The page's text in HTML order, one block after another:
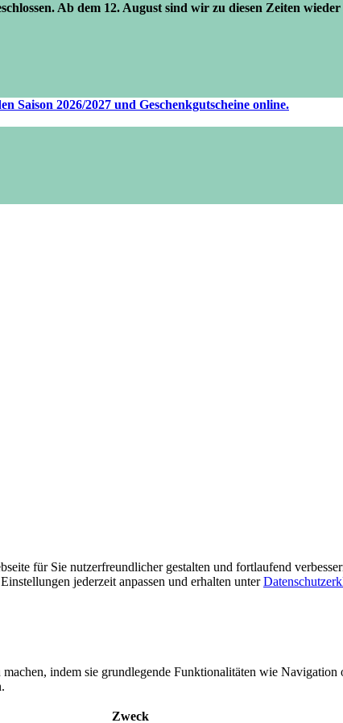
Ab dem 12. August sind wir zu diesen Zeiten
2026/2027 und Geschenkgutscheine online.
für Sie nutzerfreundlicher gestalten und fortlaufend
jederzeit anpassen und erhalten unter
indem sie grundlegende Funktionalitäten wie
Zweck